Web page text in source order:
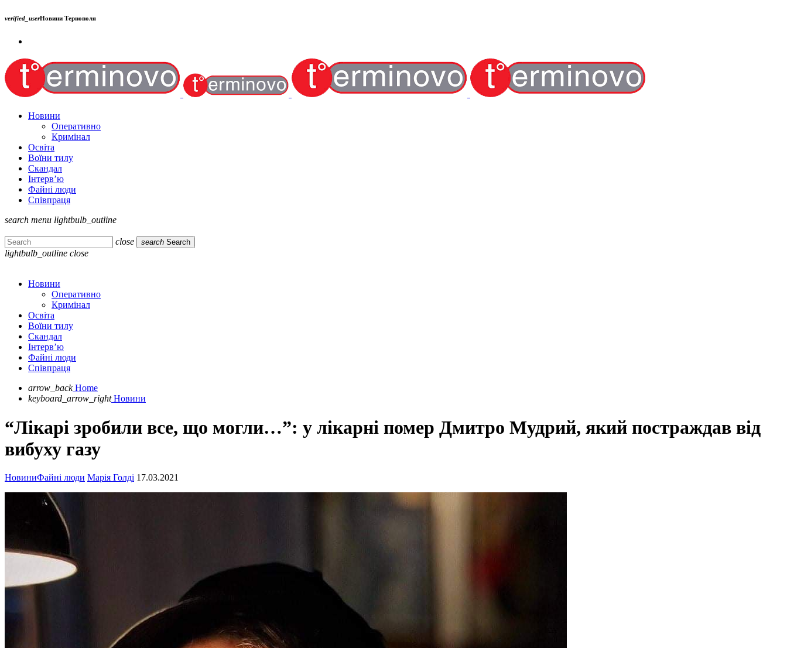
verified_userНовини Тернополя
Новини
Оперативно
Кримінал
Освіта
Воїни тилу
Скандал
Інтерв’ю
Файні люди
Співпраця
search menu lightbulb_outline
close search Search
lightbulb_outline close
Новини
Оперативно
Кримінал
Освіта
Воїни тилу
Скандал
Інтерв’ю
Файні люди
Співпраця
arrow_back Home
keyboard_arrow_right Новини
“Лікарі зробили все, що могли…”: у лікарні помер Дмитро Мудрий, який постраждав від
вибуху газу
НовиниФайні люди Марія Голді 17.03.2021